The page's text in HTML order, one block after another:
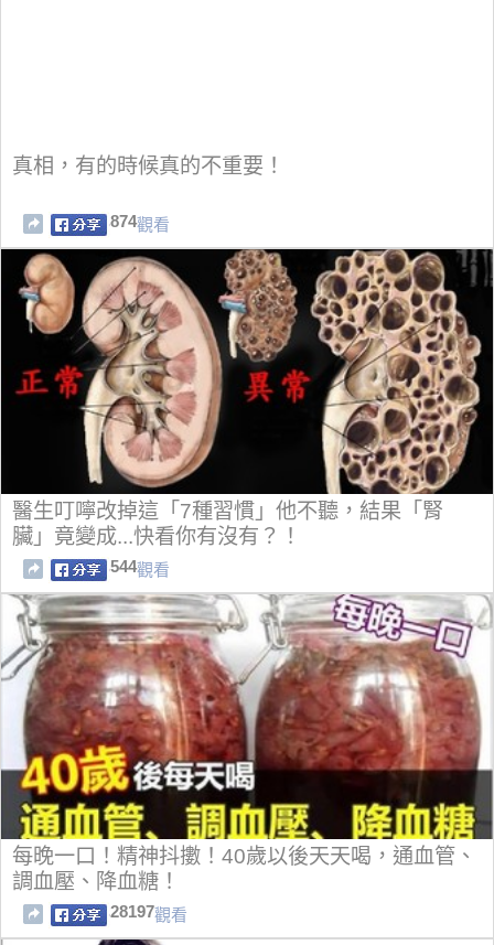
真相，有的時候真的不重要！
874觀看
醫生叮嚀改掉這「7種習慣」他不聽，結果「腎
臟」竟變成...快看你有沒有？！
544觀看
每晚一口！精神抖擻！40歲以後天天喝，通血管、
調血壓、降血糖！
28197觀看